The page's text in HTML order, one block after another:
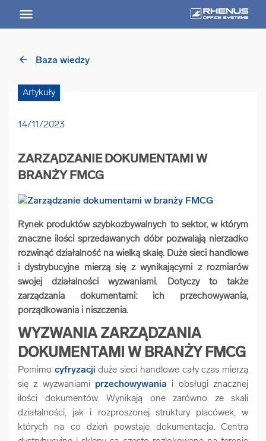
Niszczenie nośników informacji
Przechowywanie dokumentacji arrow_forward
Usługi digitalizacjyjne arrow_forward
Pozostałe usługi arrow_forward
arrow_back Baza wiedzy
Artykuły
14/11/2023
ZARZĄDZANIE DOKUMENTAMI W
BRANŻY FMCG
Rynek produktów szybkozbywalnych to sektor, w którym
znaczne ilości sprzedawanych dóbr pozwalają nierzadko
rozwinąć działalność na wielką skalę. Duże sieci handlowe
i dystrybucyjne mierzą się z wynikającymi z rozmiarów
swojej działalności wyzwaniami. Dotyczy to także
zarządzania dokumentami: ich przechowywania,
porządkowania i niszczenia.
WYZWANIA ZARZĄDZANIA
DOKUMENTAMI W BRANŻY FMCG
Pomimo cyfryzacji duże sieci handlowe cały czas mierzą
się z wyzwaniami przechowywania i obsługi znacznej
ilości dokumentów. Wynikają one zarówno ze skali
działalności, jak i rozproszonej struktury placówek, w
których na co dzień powstaje dokumentacja. Centra